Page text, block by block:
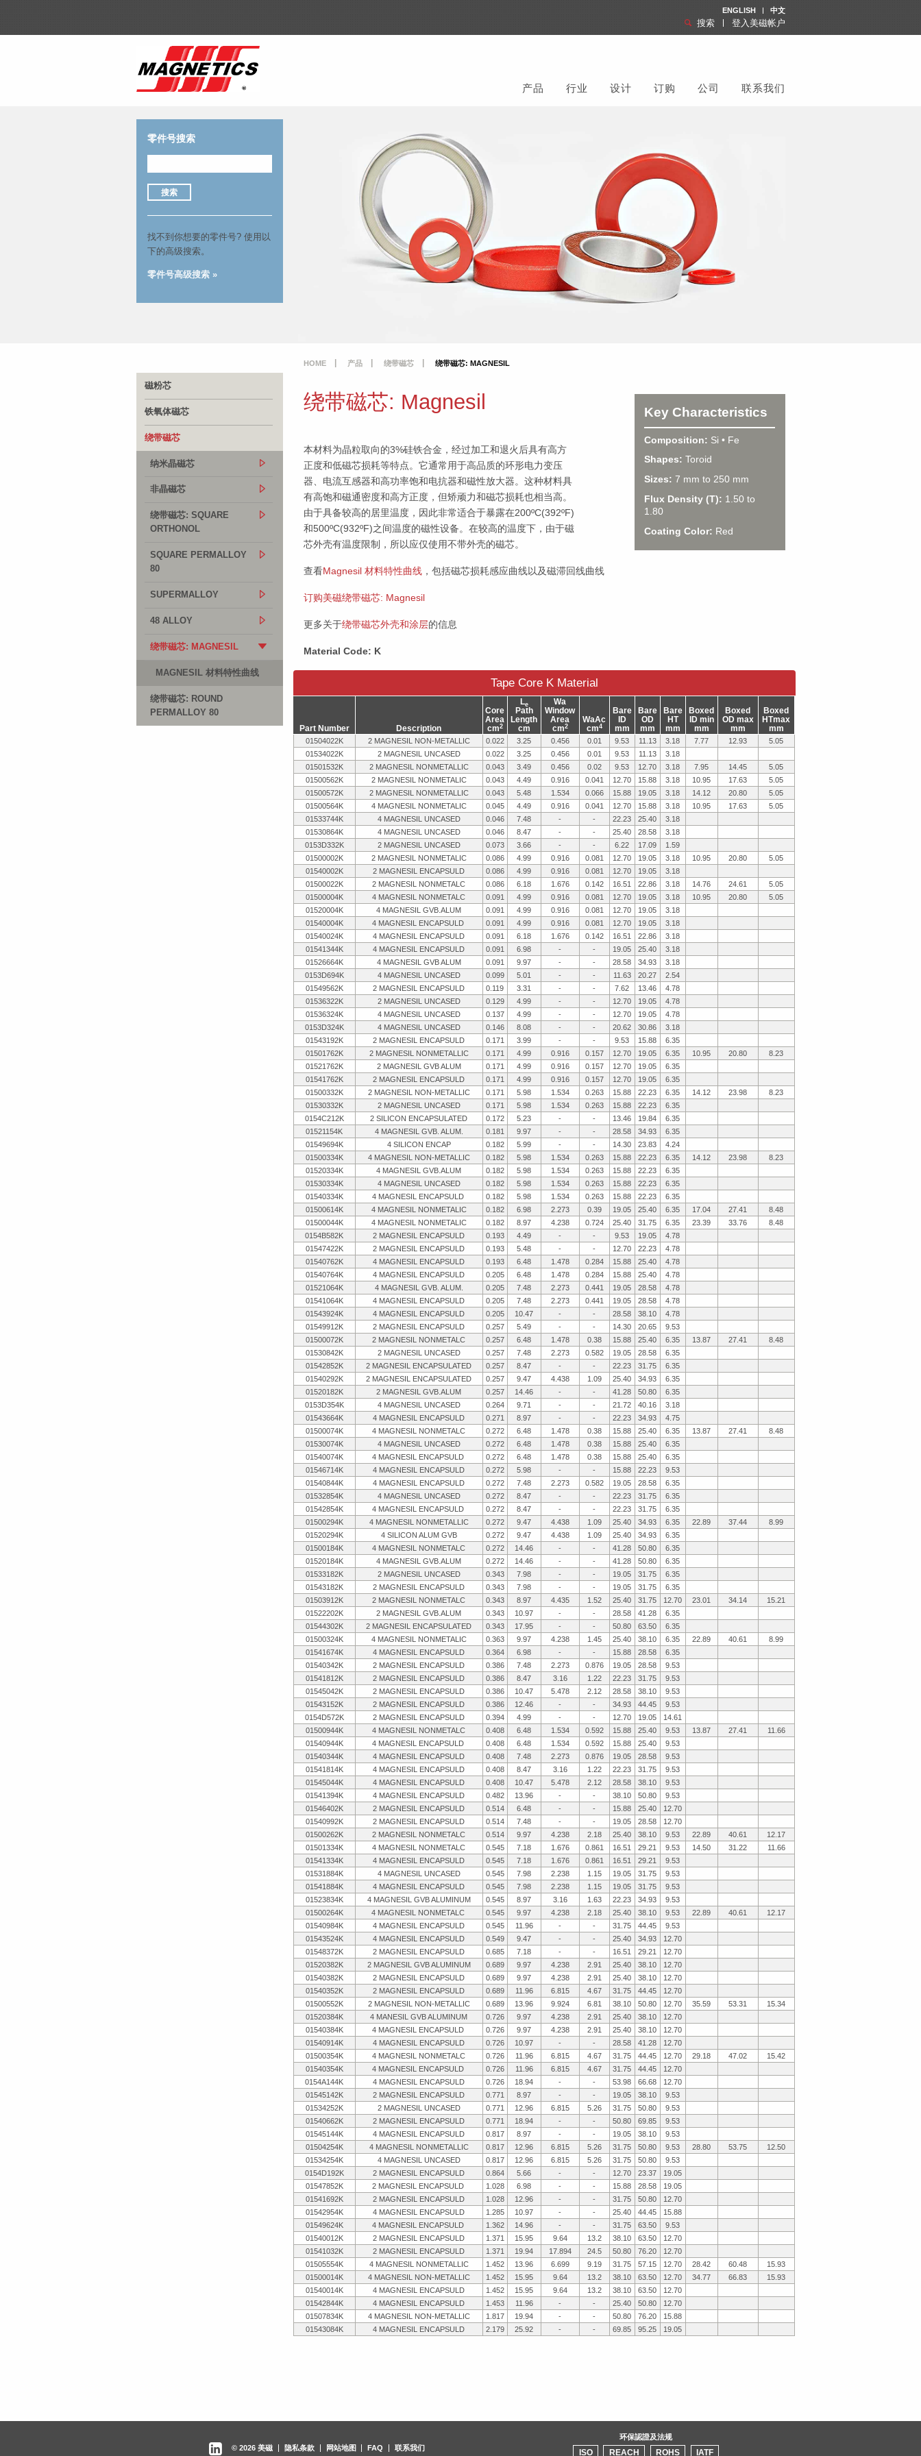
ENGLISH 中文
搜索 登入美磁帐户
产品 行业 设计 订购 公司 联系我们
零件号搜索
搜索
找不到你想要的零件号?使用以
下的高级搜索。
零件号高级搜索 »
磁粉芯
铁氧体磁芯
绕带磁芯
纳米晶磁芯
非晶磁芯
绕带磁芯: SQUARE
ORTHONOL
SQUARE PERMALLOY
80
SUPERMALLOY
48 ALLOY
绕带磁芯: MAGNESIL
MAGNESIL 材料特性曲线
绕带磁芯: ROUND
PERMALLOY 80
HOME 产品 绕带磁芯 绕带磁芯: MAGNESIL
绕带磁芯: Magnesil
本材料为晶粒取向的3%硅铁合金，经过加工和退火后具有高方
正度和低磁芯损耗等特点。它通常用于高品质的环形电力变压
器、电流互感器和高功率饱和电抗器和磁性放大器。这种材料具
有高饱和磁通密度和高方正度，但矫顽力和磁芯损耗也相当高。
由于具备较高的居里温度，因此非常适合于暴露在200ºC(392ºF)
和500ºC(932ºF)之间温度的磁性设备。在较高的温度下，由于磁
芯外壳有温度限制，所以应仅使用不带外壳的磁芯。
Key Characteristics
Composition: Si • Fe
Shapes: Toroid
Sizes: 7 mm to 250 mm
Flux Density (T): 1.50 to
1.80
Coating Color: Red
查看Magnesil 材料特性曲线，包括磁芯损耗感应曲线以及磁滞回线曲线
订购美磁绕带磁芯: Magnesil
更多关于绕带磁芯外壳和涂层的信息
Material Code: K
Tape Core K Material
Part Number Description
Core
Area
cm2
Le
Path
Length
cm
Wa
Window
Area
cm2
WaAc
cm4
Bare
ID
mm
Bare
OD
mm
Bare
HT
mm
Boxed
ID min
mm
Boxed
OD max
mm
Boxed
HTmax
mm
01504022K 2 MAGNESIL NON-METALLIC 0.022 3.25 0.456 0.01 9.53 11.13 3.18 7.77 12.93
5.05
01534022K
2 MAGNESIL UNCASED 0.022 3.25 0.456 0.01 9.53 11.13
3.18
01501532K
2 MAGNESIL NONMETALLIC 0.043 3.49 0.456 0.02 9.53 12.70 3.18 7.95 14.45
5.05
01500562K
2 MAGNESIL NONMETALIC 0.043 4.49 0.916 0.041 12.70 15.88 3.18 10.95 17.63
5.05
01500572K
2 MAGNESIL NONMETALLIC 0.043 5.48 1.534 0.066 15.88 19.05 3.18 14.12 20.80
5.05
01500564K
4 MAGNESIL NONMETALIC 0.045 4.49 0.916 0.041 12.70 15.88 3.18 10.95 17.63
5.05
01533744K
4 MAGNESIL UNCASED 0.046 7.48 - - 22.23 25.40
3.18
01530864K
4 MAGNESIL UNCASED 0.046 8.47 - - 25.40 28.58
3.18
0153D332K
2 MAGNESIL UNCASED 0.073 3.66 - - 6.22 17.09
1.59
01500002K
2 MAGNESIL NONMETALIC 0.086 4.99 0.916 0.081 12.70 19.05 3.18 10.95 20.80
5.05
01540002K
2 MAGNESIL ENCAPSULD 0.086 4.99 0.916 0.081 12.70 19.05
3.18
01500022K
2 MAGNESIL NONMETALC 0.086 6.18 1.676 0.142 16.51 22.86 3.18 14.76 24.61
5.05
01500004K
4 MAGNESIL NONMETALC 0.091 4.99 0.916 0.081 12.70 19.05 3.18 10.95 20.80
5.05
01520004K
4 MAGNESIL GVB.ALUM 0.091 4.99 0.916 0.081 12.70 19.05
3.18
01540004K
4 MAGNESIL ENCAPSULD 0.091 4.99 0.916 0.081 12.70 19.05
3.18
01540024K
4 MAGNESIL ENCAPSULD 0.091 6.18 1.676 0.142 16.51 22.86
3.18
01541344K
4 MAGNESIL ENCAPSULD 0.091 6.98 - - 19.05 25.40
3.18
01526664K
4 MAGNESIL GVB ALUM 0.091 9.97 - - 28.58 34.93
3.18
0153D694K
4 MAGNESIL UNCASED 0.099 5.01 - - 11.63 20.27
2.54
01549562K
2 MAGNESIL ENCAPSULD 0.119 3.31 - - 7.62 13.46
4.78
01536322K
2 MAGNESIL UNCASED 0.129 4.99 - - 12.70 19.05
4.78
01536324K
4 MAGNESIL UNCASED 0.137 4.99 - - 12.70 19.05
4.78
0153D324K
4 MAGNESIL UNCASED 0.146 8.08 - - 20.62 30.86
3.18
01543192K
2 MAGNESIL ENCAPSULD 0.171 3.99 - - 9.53 15.88
6.35
01501762K
2 MAGNESIL NONMETALLIC 0.171 4.99 0.916 0.157 12.70 19.05 6.35 10.95 20.80
8.23
01521762K
2 MAGNESIL GVB ALUM 0.171 4.99 0.916 0.157 12.70 19.05
6.35
01541762K
2 MAGNESIL ENCAPSULD 0.171 4.99 0.916 0.157 12.70 19.05
6.35
01500332K
2 MAGNESIL NON-METALLIC 0.171 5.98 1.534 0.263 15.88 22.23 6.35 14.12 23.98
8.23
01530332K
2 MAGNESIL UNCASED 0.171 5.98 1.534 0.263 15.88 22.23
6.35
0154C212K
2 SILICON ENCAPSULATED 0.172 5.23 - - 13.46 19.84
6.35
01521154K
4 MAGNESIL GVB. ALUM. 0.181 9.97 - - 28.58 34.93
6.35
01549694K
4 SILICON ENCAP 0.182 5.99 - - 14.30 23.83
4.24
01500334K
4 MAGNESIL NON-METALLIC 0.182 5.98 1.534 0.263 15.88 22.23 6.35 14.12 23.98
8.23
01520334K
4 MAGNESIL GVB.ALUM 0.182 5.98 1.534 0.263 15.88 22.23
6.35
01530334K
4 MAGNESIL UNCASED 0.182 5.98 1.534 0.263 15.88 22.23
6.35
01540334K
4 MAGNESIL ENCAPSULD 0.182 5.98 1.534 0.263 15.88 22.23
6.35
01500614K
4 MAGNESIL NONMETALIC 0.182 6.98 2.273 0.39 19.05 25.40 6.35 17.04 27.41
8.48
01500044K
4 MAGNESIL NONMETALIC 0.182 8.97 4.238 0.724 25.40 31.75 6.35 23.39 33.76
8.48
0154B582K
2 MAGNESIL ENCAPSULD 0.193 4.49 - - 9.53 19.05
4.78
01547422K
2 MAGNESIL ENCAPSULD 0.193 5.48 - - 12.70 22.23
4.78
01540762K
4 MAGNESIL ENCAPSULD 0.193 6.48 1.478 0.284 15.88 25.40
4.78
01540764K
4 MAGNESIL ENCAPSULD 0.205 6.48 1.478 0.284 15.88 25.40
4.78
01521064K
4 MAGNESIL GVB. ALUM. 0.205 7.48 2.273 0.441 19.05 28.58
4.78
01541064K
4 MAGNESIL ENCAPSULD 0.205 7.48 2.273 0.441 19.05 28.58
4.78
01543924K
4 MAGNESIL ENCAPSULD 0.205 10.47 - - 28.58 38.10
4.78
01549912K
2 MAGNESIL ENCAPSULD 0.257 5.49 - - 14.30 20.65
9.53
01500072K
2 MAGNESIL NONMETALC 0.257 6.48 1.478 0.38 15.88 25.40 6.35 13.87 27.41
8.48
01530842K
2 MAGNESIL UNCASED 0.257 7.48 2.273 0.582 19.05 28.58
6.35
01542852K
2 MAGNESIL ENCAPSULATED 0.257 8.47 - - 22.23 31.75
6.35
01540292K
2 MAGNESIL ENCAPSULATED 0.257 9.47 4.438 1.09 25.40 34.93
6.35
01520182K
2 MAGNESIL GVB.ALUM 0.257 14.46 - - 41.28 50.80
6.35
0153D354K
4 MAGNESIL UNCASED 0.264 9.71 - - 21.72 40.16
3.18
01543664K
4 MAGNESIL ENCAPSULD 0.271 8.97 - - 22.23 34.93
4.75
01500074K
4 MAGNESIL NONMETALC 0.272 6.48 1.478 0.38 15.88 25.40 6.35 13.87 27.41
8.48
01530074K
4 MAGNESIL UNCASED 0.272 6.48 1.478 0.38 15.88 25.40
6.35
01540074K
4 MAGNESIL ENCAPSULD 0.272 6.48 1.478 0.38 15.88 25.40
6.35
01546714K
4 MAGNESIL ENCAPSULD 0.272 5.98 - - 15.88 22.23
9.53
01540844K
4 MAGNESIL ENCAPSULD 0.272 7.48 2.273 0.582 19.05 28.58
6.35
01532854K
4 MAGNESIL UNCASED 0.272 8.47 - - 22.23 31.75
6.35
01542854K
4 MAGNESIL ENCAPSULD 0.272 8.47 - - 22.23 31.75
6.35
01500294K
4 MAGNESIL NONMETALLIC 0.272 9.47 4.438 1.09 25.40 34.93 6.35 22.89 37.44
8.99
01520294K
4 SILICON ALUM GVB 0.272 9.47 4.438 1.09 25.40 34.93
6.35
01500184K
4 MAGNESIL NONMETALC 0.272 14.46 - - 41.28 50.80
6.35
01520184K
4 MAGNESIL GVB.ALUM 0.272 14.46 - - 41.28 50.80
6.35
01533182K
2 MAGNESIL UNCASED 0.343 7.98 - - 19.05 31.75
6.35
01543182K
2 MAGNESIL ENCAPSULD 0.343 7.98 - - 19.05 31.75
6.35
01503912K
2 MAGNESIL NONMETALC 0.343 8.97 4.435 1.52 25.40 31.75 12.70 23.01 34.14
15.21
01522202K
2 MAGNESIL GVB.ALUM 0.343 10.97 - - 28.58 41.28
6.35
01544302K
2 MAGNESIL ENCAPSULATED 0.343 17.95 - - 50.80 63.50
6.35
01500324K
4 MAGNESIL NONMETALIC 0.363 9.97 4.238 1.45 25.40 38.10 6.35 22.89 40.61
8.99
01541674K
4 MAGNESIL ENCAPSULD 0.364 6.98 - - 15.88 28.58
6.35
01540342K
2 MAGNESIL ENCAPSULD 0.386 7.48 2.273 0.876 19.05 28.58
9.53
01541812K
2 MAGNESIL ENCAPSULD 0.386 8.47 3.16 1.22 22.23 31.75
9.53
01545042K
2 MAGNESIL ENCAPSULD 0.386 10.47 5.478 2.12 28.58 38.10
9.53
01543152K
2 MAGNESIL ENCAPSULD 0.386 12.46 - - 34.93 44.45
9.53
0154D572K
2 MAGNESIL ENCAPSULD 0.394 4.99 - - 12.70 19.05
14.61
01500944K
4 MAGNESIL NONMETALC 0.408 6.48 1.534 0.592 15.88 25.40 9.53 13.87 27.41
11.66
01540944K
4 MAGNESIL ENCAPSULD 0.408 6.48 1.534 0.592 15.88 25.40
9.53
01540344K
4 MAGNESIL ENCAPSULD 0.408 7.48 2.273 0.876 19.05 28.58
9.53
01541814K
4 MAGNESIL ENCAPSULD 0.408 8.47 3.16 1.22 22.23 31.75
9.53
01545044K
4 MAGNESIL ENCAPSULD 0.408 10.47 5.478 2.12 28.58 38.10
9.53
01541394K
4 MAGNESIL ENCAPSULD 0.482 13.96 - - 38.10 50.80
9.53
01546402K
2 MAGNESIL ENCAPSULD 0.514 6.48 - - 15.88 25.40
12.70
01540992K
2 MAGNESIL ENCAPSULD 0.514 7.48 - - 19.05 28.58
12.70
01500262K
2 MAGNESIL NONMETALC 0.514 9.97 4.238 2.18 25.40 38.10 9.53 22.89 40.61
12.17
01501334K
4 MAGNESIL NONMETALC 0.545 7.18 1.676 0.861 16.51 29.21 9.53 14.50 31.22
11.66
01541334K
4 MAGNESIL ENCAPSULD 0.545 7.18 1.676 0.861 16.51 29.21
9.53
01531884K
4 MAGNESIL UNCASED 0.545 7.98 2.238 1.15 19.05 31.75
9.53
01541884K
4 MAGNESIL ENCAPSULD 0.545 7.98 2.238 1.15 19.05 31.75
9.53
01523834K
4 MAGNESIL GVB ALUMINUM 0.545 8.97 3.16 1.63 22.23 34.93
9.53
01500264K
4 MAGNESIL NONMETALC 0.545 9.97 4.238 2.18 25.40 38.10 9.53 22.89 40.61
12.17
01540984K
4 MAGNESIL ENCAPSULD 0.545 11.96 - - 31.75 44.45
9.53
01543524K
4 MAGNESIL ENCAPSULD 0.549 9.47 - - 25.40 34.93
12.70
01548372K
2 MAGNESIL ENCAPSULD 0.685 7.18 - - 16.51 29.21
12.70
01520382K
2 MAGNESIL GVB ALUMINUM 0.689 9.97 4.238 2.91 25.40 38.10
12.70
01540382K
2 MAGNESIL ENCAPSULD 0.689 9.97 4.238 2.91 25.40 38.10
12.70
01540352K
2 MAGNESIL ENCAPSULD 0.689 11.96 6.815 4.67 31.75 44.45
12.70
01500552K
2 MAGNESIL NON-METALLIC 0.689 13.96 9.924 6.81 38.10 50.80 12.70 35.59 53.31
15.34
01520384K
4 MANESIL GVB ALUMINUM 0.726 9.97 4.238 2.91 25.40 38.10
12.70
01540384K
4 MAGNESIL ENCAPSULD 0.726 9.97 4.238 2.91 25.40 38.10
12.70
01540914K
4 MAGNESIL ENCAPSULD 0.726 10.97 - - 28.58 41.28
12.70
01500354K
4 MAGNESIL NONMETALC 0.726 11.96 6.815 4.67 31.75 44.45 12.70 29.18 47.02
15.42
01540354K
4 MAGNESIL ENCAPSULD 0.726 11.96 6.815 4.67 31.75 44.45
12.70
0154A144K
4 MAGNESIL ENCAPSULD 0.726 18.94 - - 53.98 66.68
12.70
01545142K
2 MAGNESIL ENCAPSULD 0.771 8.97 - - 19.05 38.10
9.53
01534252K
2 MAGNESIL UNCASED 0.771 12.96 6.815 5.26 31.75 50.80
9.53
01540662K
2 MAGNESIL ENCAPSULD 0.771 18.94 - - 50.80 69.85
9.53
01545144K
4 MAGNESIL ENCAPSULD 0.817 8.97 - - 19.05 38.10
9.53
01504254K
4 MAGNESIL NONMETALLIC 0.817 12.96 6.815 5.26 31.75 50.80 9.53 28.80 53.75
12.50
01534254K
4 MAGNESIL UNCASED 0.817 12.96 6.815 5.26 31.75 50.80
9.53
0154D192K
2 MAGNESIL ENCAPSULD 0.864 5.66 - - 12.70 23.37
19.05
01547852K
2 MAGNESIL ENCAPSULD 1.028 6.98 - - 15.88 28.58
19.05
01541692K
2 MAGNESIL ENCAPSULD 1.028 12.96 - - 31.75 50.80
12.70
01542954K
4 MAGNESIL ENCAPSULD 1.285 10.97 - - 25.40 44.45
15.88
01549624K
4 MAGNESIL ENCAPSULD 1.362 14.96 - - 31.75 63.50
9.53
01540012K
2 MAGNESIL ENCAPSULD 1.371 15.95 9.64 13.2 38.10 63.50
12.70
01541032K
2 MAGNESIL ENCAPSULD 1.371 19.94 17.894 24.5 50.80 76.20
12.70
01505554K
4 MAGNESIL NONMETALLIC 1.452 13.96 6.699 9.19 31.75 57.15 12.70 28.42 60.48
15.93
01500014K
4 MAGNESIL NON-METALLIC 1.452 15.95 9.64 13.2 38.10 63.50 12.70 34.77 66.83
15.93
01540014K
4 MAGNESIL ENCAPSULD 1.452 15.95 9.64 13.2 38.10 63.50
12.70
01542844K
4 MAGNESIL ENCAPSULD 1.453 11.96 - - 25.40 50.80
12.70
01507834K
4 MAGNESIL NON-METALLIC 1.817 19.94 - - 50.80 76.20
15.88
01543084K
4 MAGNESIL ENCAPSULD 2.179 25.92 - - 69.85 95.25 19.05
© 2026 美磁 隐私条款 网站地图 FAQ 联系我们
环保認證及法规
ISO REACH ROHS IATF